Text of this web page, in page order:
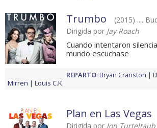
Trumbo
(2015) ....
Dirigida por Jay Roach
Cuando intentaron
mundo escuchase
REPARTO: Bryan Cranston
Mirren
Louis C.K.
Plan en Las Vegas
Dirigida por Jon Turteltaub